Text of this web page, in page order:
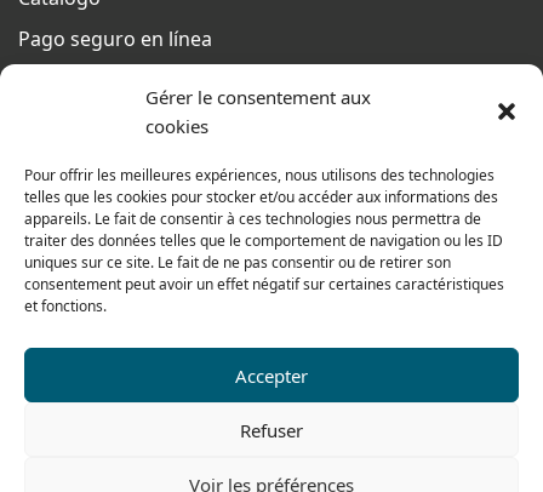
Gérer le consentement aux
cookies
Pour offrir les meilleures expériences, nous utilisons des technologies
telles que les cookies pour stocker et/ou accéder aux informations des
appareils. Le fait de consentir à ces technologies nous permettra de
traiter des données telles que le comportement de navigation ou les ID
uniques sur ce site. Le fait de ne pas consentir ou de retirer son
consentement peut avoir un effet négatif sur certaines caractéristiques
et fonctions.
Accepter
Refuser
Voir les préférences
Pago seguro en línea
Del lunes al jueves
El viernes
De 8h a 12h30 y de 13h30 a 16h
Contáctenos